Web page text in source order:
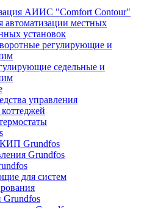
АИИС "Comfort Contour"
автоматизации местных
установок
регулирующие и
седельные и
управления
КИП Grundfos
Grundfos
для систем